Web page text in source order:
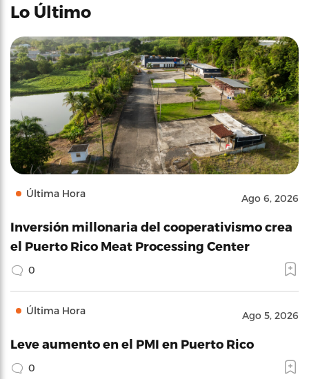
Lo Último
Última Hora Ago 6, 2026
Inversión millonaria del cooperativismo crea
el Puerto Rico Meat Processing Center
0
Última Hora Ago 5, 2026
Leve aumento en el PMI en Puerto Rico
0